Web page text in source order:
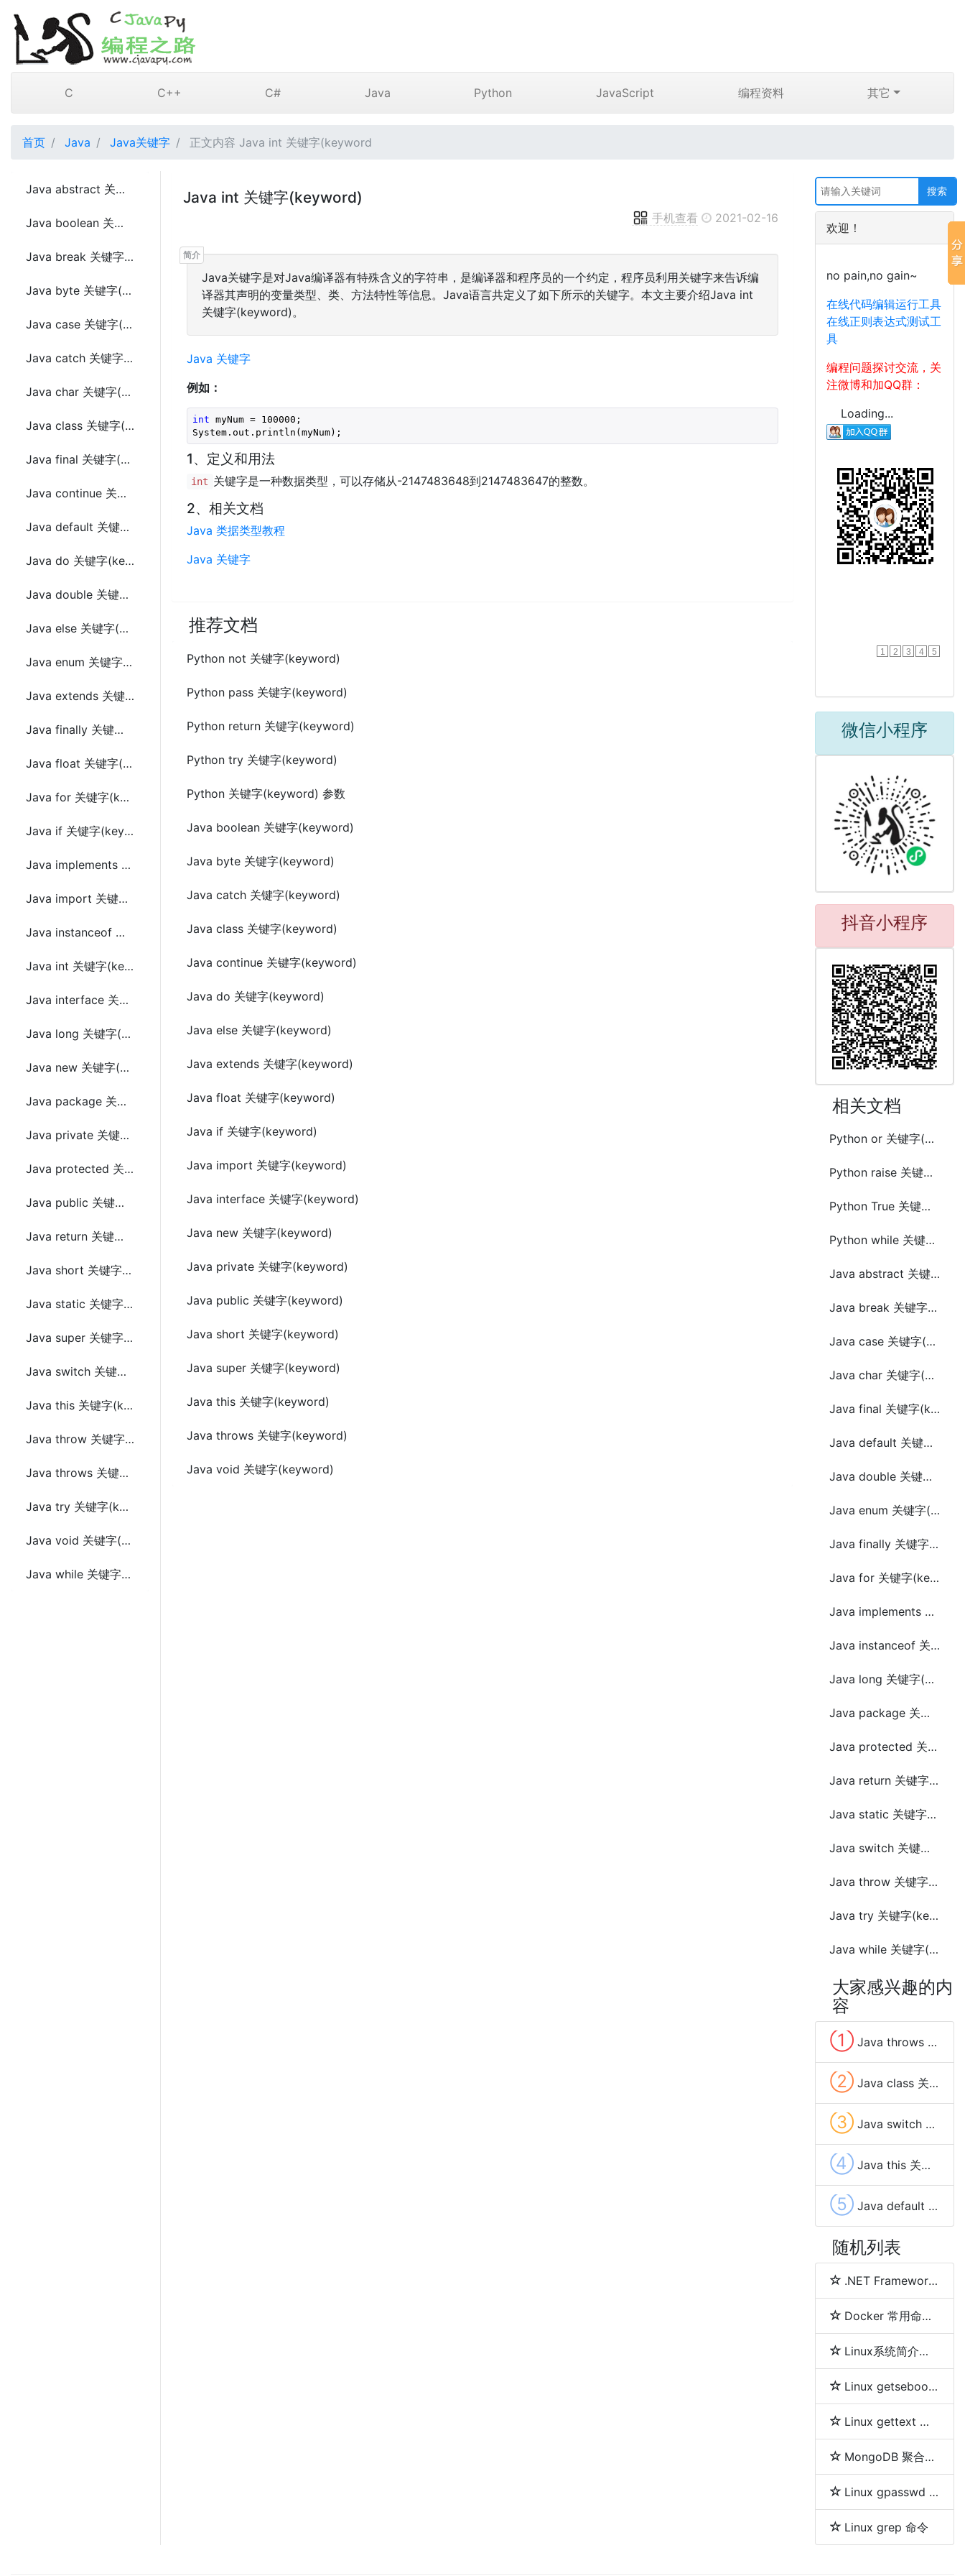
C C++ C# Java Python JavaScript 编程资料 其它
首页 Java Java关键字 正文内容 Java int 关键字(keyword
Java abstract 关键字(keyword)
Java boolean 关键字(keyword)
Java break 关键字(keyword)
Java byte 关键字(keyword)
Java case 关键字(keyword)
Java catch 关键字(keyword)
Java char 关键字(keyword)
Java class 关键字(keyword)
Java final 关键字(keyword)
Java continue 关键字(keyword)
Java default 关键字(keyword)
Java do 关键字(keyword)
Java double 关键字(keyword)
Java else 关键字(keyword)
Java enum 关键字(keyword)
Java extends 关键字(keyword)
Java finally 关键字(keyword)
Java float 关键字(keyword)
Java for 关键字(keyword)
Java if 关键字(keyword)
Java implements 关键字(keyword)
Java import 关键字(keyword)
Java instanceof 关键字(keyword)
Java int 关键字(keyword)
Java interface 关键字(keyword)
Java long 关键字(keyword)
Java new 关键字(keyword)
Java package 关键字(keyword)
Java private 关键字(keyword)
Java protected 关键字(keyword)
Java public 关键字(keyword)
Java return 关键字(keyword)
Java short 关键字(keyword)
Java static 关键字(keyword)
Java super 关键字(keyword)
Java switch 关键字(keyword)
Java this 关键字(keyword)
Java throw 关键字(keyword)
Java throws 关键字(keyword)
Java try 关键字(keyword)
Java void 关键字(keyword)
Java while 关键字(keyword)
Java int 关键字(keyword)
手机查看 2021-02-16
Java关键字是对Java编译器有特殊含义的字符串，是编译器和程序员的一个约定，程序员利用关键字来告诉编
译器其声明的变量类型、类、方法特性等信息。Java语言共定义了如下所示的关键字。本文主要介绍Java int
关键字(keyword)。
Java 关键字
例如：
int myNum = 100000 ;
1、定义和用法
int 关键字是一种数据类型，可以存储从-2147483648到2147483647的整数。
2、相关文档
Java 类据类型教程
Java 关键字
推荐文档
Python not 关键字(keyword)
Python pass 关键字(keyword)
Python return 关键字(keyword)
Python try 关键字(keyword)
Python 关键字(keyword) 参数
Java boolean 关键字(keyword)
Java byte 关键字(keyword)
Java catch 关键字(keyword)
Java class 关键字(keyword)
Java continue 关键字(keyword)
Java do 关键字(keyword)
Java else 关键字(keyword)
Java extends 关键字(keyword)
Java float 关键字(keyword)
Java if 关键字(keyword)
Java import 关键字(keyword)
Java interface 关键字(keyword)
Java new 关键字(keyword)
Java private 关键字(keyword)
Java public 关键字(keyword)
Java short 关键字(keyword)
Java super 关键字(keyword)
Java this 关键字(keyword)
Java throws 关键字(keyword)
Java void 关键字(keyword)
欢迎！
no pain,no gain~
在线代码编辑运行工具
在线正则表达式测试工
具
编程问题探讨交流，关
注微博和加QQ群：
Loading...
1 2 3 4 5
微信小程序
抖音小程序
相关文档
Python or 关键字(keyword)
Python raise 关键字(keyword)
Python True 关键字(keyword)
Python while 关键字(keyword)
Java abstract 关键字(keyword)
Java break 关键字(keyword)
Java case 关键字(keyword)
Java char 关键字(keyword)
Java final 关键字(keyword)
Java default 关键字(keyword)
Java double 关键字(keyword)
Java enum 关键字(keyword)
Java finally 关键字(keyword)
Java for 关键字(keyword)
Java implements 关键字(keyword)
Java instanceof 关键字(keyword)
Java long 关键字(keyword)
Java package 关键字(keyword)
Java protected 关键字(keyword)
Java return 关键字(keyword)
Java static 关键字(keyword)
Java switch 关键字(keyword)
Java throw 关键字(keyword)
Java try 关键字(keyword)
Java while 关键字(keyword)
大家感兴趣的内
容
① Java throws 关键字(keyword)
② Java class 关键字(keyword)
③ Java switch 关键字(keyword)
④ Java this 关键字(keyword)
⑤ Java default 关键字(keyword)
随机列表
.NET Framework、.NET Core、.NET 5、.NET 6和.NET 7 简介及区别
Docker 常用命令详解
Linux系统简介及各发行版之间区别
Linux getsebool 命令
Linux gettext 命令
MongoDB 聚合分组等及删除重复数据的方法
Linux gpasswd 命令
Linux grep 命令